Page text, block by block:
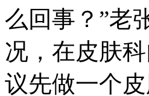
么回事？”老
况，在皮肤
议先做一个